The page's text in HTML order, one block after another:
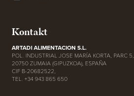
Kontakt
ARTADI ALIMENTACION S.L.
POL. INDUSTRIAL JOSE MARÍA KORTA, PARC 5,
20750 ZUMAIA (GIPUZKOA), ESPAÑA
CIF B-20682522,
TEL. +34 943 865 650